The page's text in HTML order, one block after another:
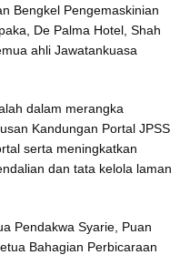
Bengkel Pengemaskinian
De Palma Hotel, Shah
ahli Jawatankuasa
dalam merangka
Kandungan Portal JPSS
serta meningkatkan
dan tata kelola laman
Pendakwa Syarie, Puan
Bahagian Perbicaraan